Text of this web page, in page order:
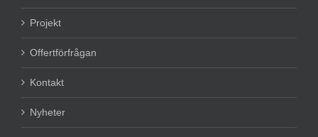
Projekt
Offertförfrågan
Kontakt
Nyheter